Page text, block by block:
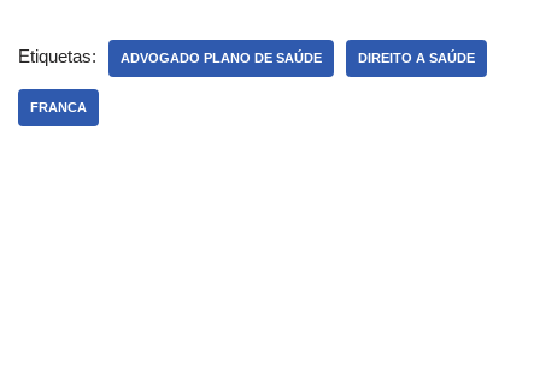
Etiquetas: ADVOGADO PLANO DE SAÚDE DIREITO A SAÚDE
FRANCA